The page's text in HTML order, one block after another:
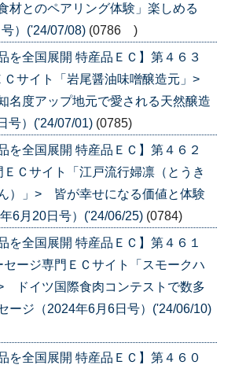
材とのペアリング体験」楽しめる
号）('24/07/08) (0786 )
を全国展開 特産品ＥＣ】第４６３
サイト「岩尾醤油味噌醸造元」>
名度アップ地元で愛される天然醸造
号）('24/07/01) (0785)
を全国展開 特産品ＥＣ】第４６２
Ｃサイト「江戸流行婦凛（とうき
）」> 皆が幸せになる価値と体験
6月20日号）('24/06/25) (0784)
を全国展開 特産品ＥＣ】第４６１
ージ専門ＥＣサイト「スモークハ
ドイツ国際食肉コンテストで数多
ージ（2024年6月6日号）('24/06/10)
を全国展開 特産品ＥＣ】第４６０